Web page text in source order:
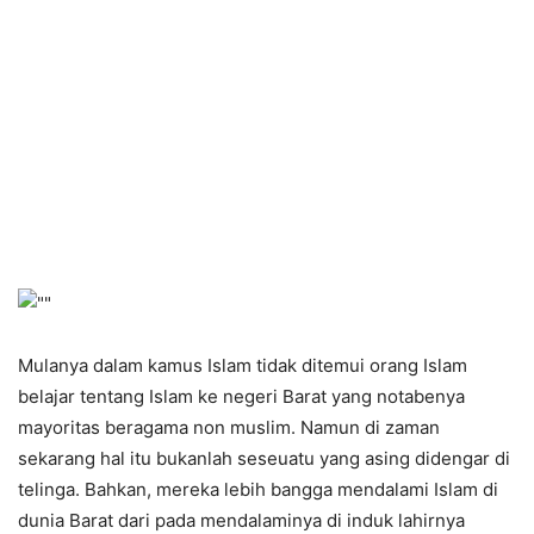
Mulanya dalam kamus Islam tidak ditemui orang Islam
belajar tentang Islam ke negeri Barat yang notabenya
mayoritas beragama non muslim. Namun di zaman
sekarang hal itu bukanlah seseuatu yang asing didengar di
telinga. Bahkan, mereka lebih bangga mendalami Islam di
dunia Barat dari pada mendalaminya di induk lahirnya